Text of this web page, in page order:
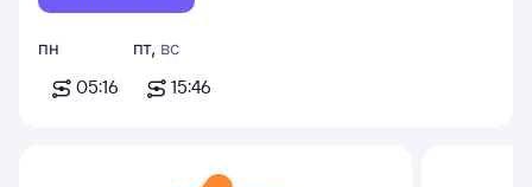
пн
05:16
пт, вс
15:46